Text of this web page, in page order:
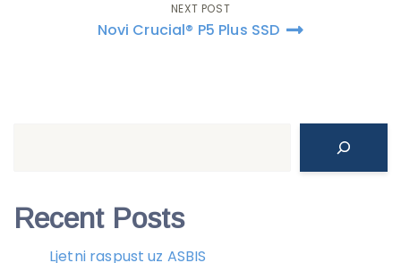
NEXT POST
Novi Crucial® P5 Plus SSD
Recent Posts
Ljetni raspust uz ASBIS